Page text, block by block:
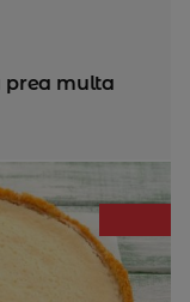
prea multa